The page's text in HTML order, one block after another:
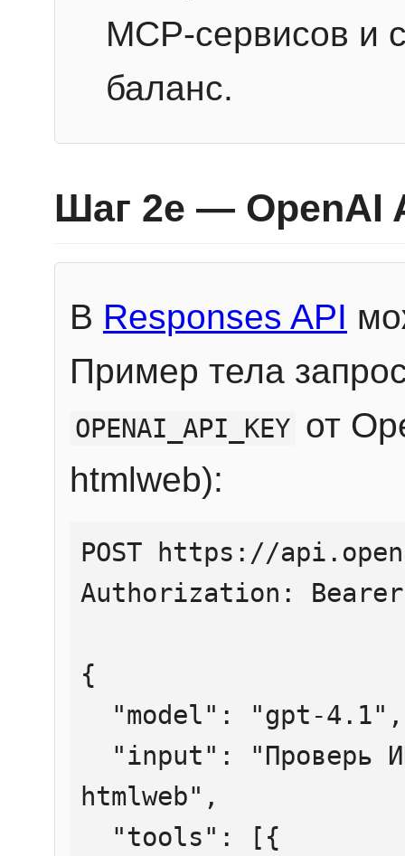
MCP-сервисов и
баланс.
Шаг 2e — OpenAI
В Responses API
Пример тела
OPENAI_API_KEY от
htmlweb):
POST https://
Authorization:
{
htmlweb",